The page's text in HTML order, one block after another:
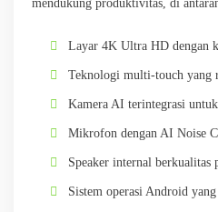
mendukung produktivitas, di
Layar 4K Ultra HD dengan
Teknologi multi-touch yang
Kamera AI terintegrasi
Mikrofon dengan AI Noise
Speaker internal berkualitas
Sistem operasi Android